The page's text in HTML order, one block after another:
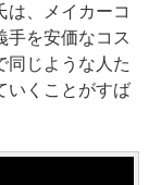
は、メイカーコ
手を安価なコス
同じような人た
いくことがすば